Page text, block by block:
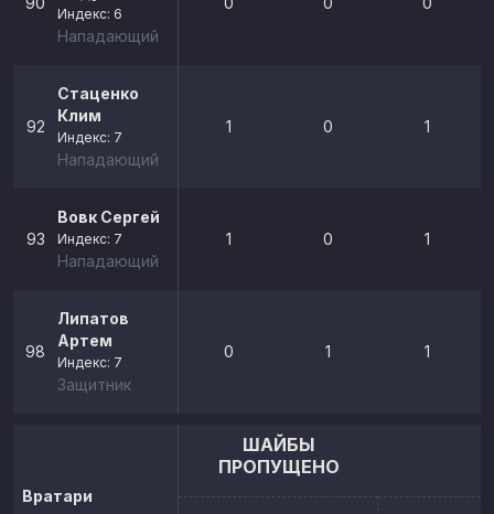
Индекс: 6
Нападающий
92
Стаценко
Клим
Индекс: 7
Нападающий
1 0 1
93
Вовк Сергей
Индекс: 7
Нападающий
1 0 1
98
Липатов
Артем
Индекс: 7
Защитник
0 1 1
Вратари
ШАЙБЫ
ПРОПУЩЕНО